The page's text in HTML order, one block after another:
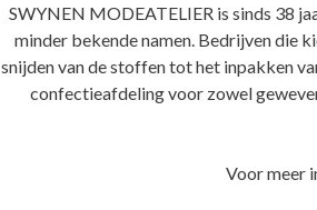
SWYNEN MODEATELIER is sinds 38
minder bekende namen. Bedrijven die
snijden van de stoffen tot het inpakken
confectieafdeling voor zowel
Voor meer